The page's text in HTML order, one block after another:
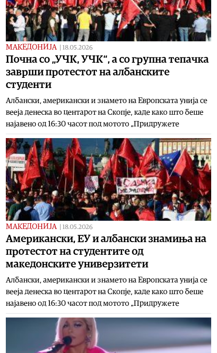
МАКЕДОНИЈА 18.05.2026
Почна со „УЧК, УЧК“, а со групна тепачка
заврши протестот на албанските
студенти
Албански, американски и знамето на Европската унија се
вееја денеска во центарот на Скопје, каде како што беше
најавено од 16:30 часот под мотото „Придружете
МАКЕДОНИЈА 18.05.2026
Американски, ЕУ и албански знамиња на
протестот на студентите од
македонските универзитети
Албански, американски и знамето на Европската унија се
вееја денеска во центарот на Скопје, каде како што беше
најавено од 16:30 часот под мотото „Придружете